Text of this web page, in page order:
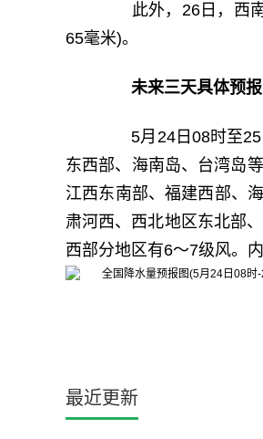
此外，26日，西南
65毫米)。
未来三天具体预报
5月24日08时至25
东西部、海南岛、台湾岛
江西东南部、福建西部、
肃河西、西北地区东北部
西部分地区有6～7级风。
最近更新